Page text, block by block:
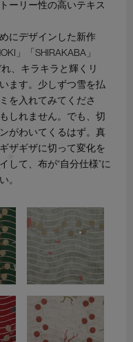
ーリー性の高いテキス
にデザインした新作
」「SHIRAKABA」
、キラキラと輝くリ
ます。少しずつ雪を払
を入れてみてくださ
しれません。でも、切
がわいてくるはず。真
ザギザに切って変化を
して、布が“自分仕様”に
。